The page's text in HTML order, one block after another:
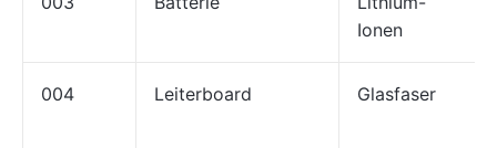
Ionen
004 Leiterboard Glasfaser